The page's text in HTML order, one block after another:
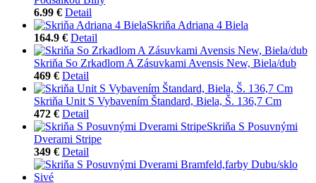
6.99 € Detail
Skriňa Adriana 4 Biela
164.9 € Detail
Skriňa So Zrkadlom A Zásuvkami Avensis New, Biela/dub
469 € Detail
Skriňa Unit S Vybavením Štandard, Biela, Š. 136,7 Cm
472 € Detail
Skriňa S Posuvnými
Dverami Stripe
349 € Detail